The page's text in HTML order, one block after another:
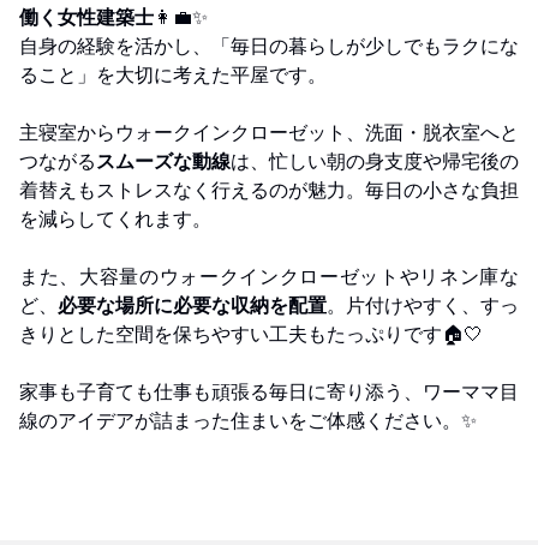
働く女性建築士👩‍💼✨
自身の経験を活かし、「毎日の暮らしが少しでもラクにな
ること」を大切に考えた平屋です。
主寝室からウォークインクローゼット、洗面・脱衣室へと
つながるスムーズな動線は、忙しい朝の身支度や帰宅後の
着替えもストレスなく行えるのが魅力。毎日の小さな負担
を減らしてくれます。
また、大容量のウォークインクローゼットやリネン庫な
ど、 必要な場所に必要な収納を配置。片付けやすく、すっ
きりとした空間を保ちやすい工夫もたっぷりです🏠🤍
家事も子育ても仕事も頑張る毎日に寄り添う、ワーママ目
線のアイデアが詰まった住まいをご体感ください。✨